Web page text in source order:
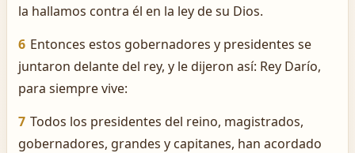
la hallamos contra él en la ley de su Dios.
6 Entonces estos gobernadores y presidentes se
juntaron delante del rey, y le dijeron así: Rey Darío,
para siempre vive:
7 Todos los presidentes del reino, magistrados,
gobernadores, grandes y capitanes, han acordado